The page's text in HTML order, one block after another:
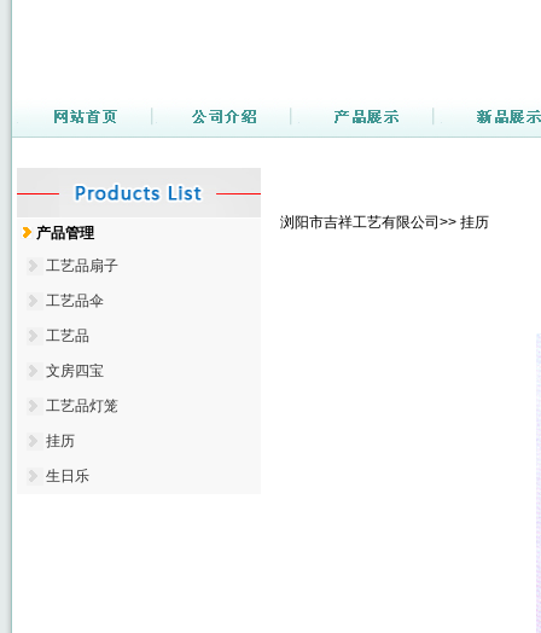
产品管理
工艺品扇子
工艺品伞
工艺品
文房四宝
工艺品灯笼
挂历
生日乐
浏阳市吉祥工艺有限公司>> 挂历